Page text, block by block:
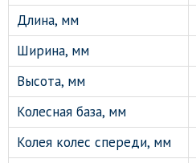
Длина, мм
Ширина, мм
Высота, мм
Колесная база, мм
Колея колес спереди, мм